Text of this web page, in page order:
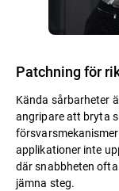
Patchning för
Kända sårbarheter
angripare att bryta
applikationer inte
där snabbheten
jämna steg.